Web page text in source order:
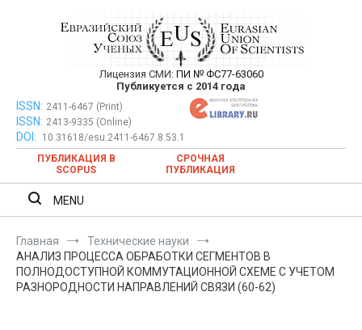
Евразийский Союз Ученых —
публикация научных статей в
ежемесячном научном журнале
Лицензия СМИ: ПИ № ФС77-63060
Публикуется с 2014 года
Евразийский Союз Ученых — публикация научных статей в
ежемесячном научном журнале
ISSN: 2411-6467 (Print)
ISSN: 2413-9335 (Online)
DOI:
10.31618/esu.2411-6467.8.53.1
ПУБЛИКАЦИЯ В
SCOPUS
СРОЧНАЯ
ПУБЛИКАЦИЯ
MENU
Главная
Технические науки
АНАЛИЗ ПРОЦЕССА ОБРАБОТКИ СЕГМЕНТОВ В
ПОЛНОДОСТУПНОЙ КОММУТАЦИОННОЙ СХЕМЕ С УЧЕТОМ
РАЗНОРОДНОСТИ НАПРАВЛЕНИЙ СВЯЗИ (60-62)